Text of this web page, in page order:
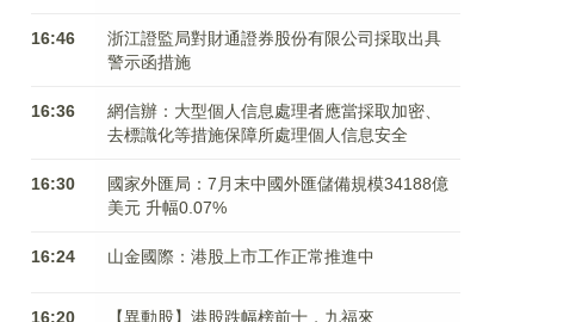
16:46
浙江證監局對財通證券股份有限公司採取出具
警示函措施
16:36
網信辦：大型個人信息處理者應當採取加密、
去標識化等措施保障所處理個人信息安全
16:30
國家外匯局：7月末中國外匯儲備規模34188億
美元 升幅0.07%
16:24 山金國際：港股上市工作正常推進中
16:20
【異動股】港股跌幅榜前十，九福來